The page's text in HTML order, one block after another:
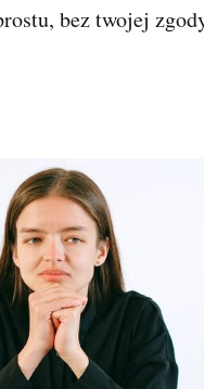
bez twojej